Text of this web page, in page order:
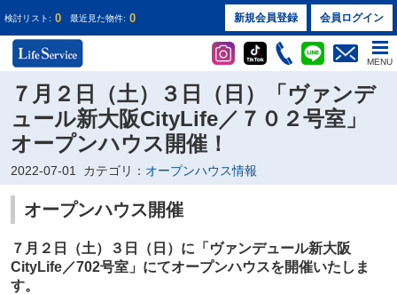
検討リスト: 0 最近見た物件: 0 新規会員登録 会員ログイン
MENU
７月２日（土）３日（日）「ヴァンデ
ュール新大阪CityLife／７０２号室」
オープンハウス開催！
2022-07-01 カテゴリ： オープンハウス情報
オープンハウス開催
７月２日（土）３日（日）に 「ヴァンデュール新大阪
CityLife／702号室」 にてオープンハウスを開催いたしま
す。